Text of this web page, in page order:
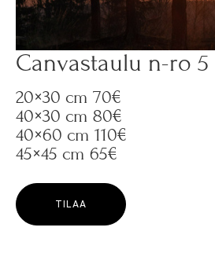
Canvastaulu n-ro 5
20×30 cm 70€
40×30 cm 80€
40×60 cm 110€
45×45 cm 65€
TILAA